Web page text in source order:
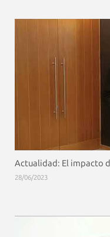
Actualidad: El impacto
28/06/2023